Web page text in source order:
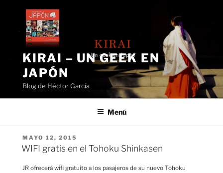
contenido
KIRAI – UN GEEK EN
JAPÓN
Blog de Héctor García
Menú
PUBLICADO
EL
MAYO 12, 2015
WIFI gratis en el Tohoku Shinkasen
JR ofrecerá wifi gratuito a los pasajeros de su nuevo Tohoku